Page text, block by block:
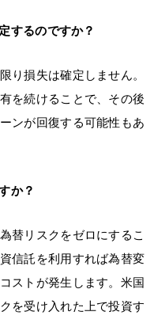
するのですか？
り損失は確定しません。
を続けることで、その後
ンが回復する可能性もあ
か？
替リスクをゼロにするこ
信託を利用すれば為替変
ストが発生します。米国
を受け入れた上で投資す